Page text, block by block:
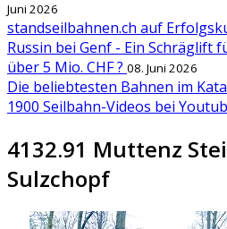
Juni 2026
standseilbahnen.ch auf
Russin bei Genf - Ein Schräglift
über 5 Mio. CHF ? 08. Juni 2026
Die beliebtesten Bahnen im
1900 Seilbahn-Videos bei
4132.91 Muttenz
Sulzchopf